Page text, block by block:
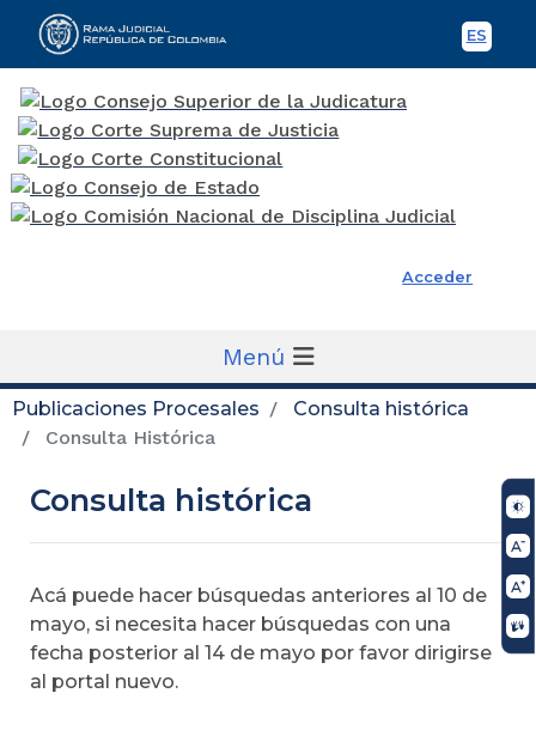
ES
Rama Judicial
Acceder
Menú
Publicaciones Procesales
Consulta histórica
Consulta Histórica
Consulta histórica
Acá puede hacer búsquedas anteriores al 10 de
mayo, si necesita hacer búsquedas con una
fecha posterior al 14 de mayo por favor dirigirse
al portal nuevo.